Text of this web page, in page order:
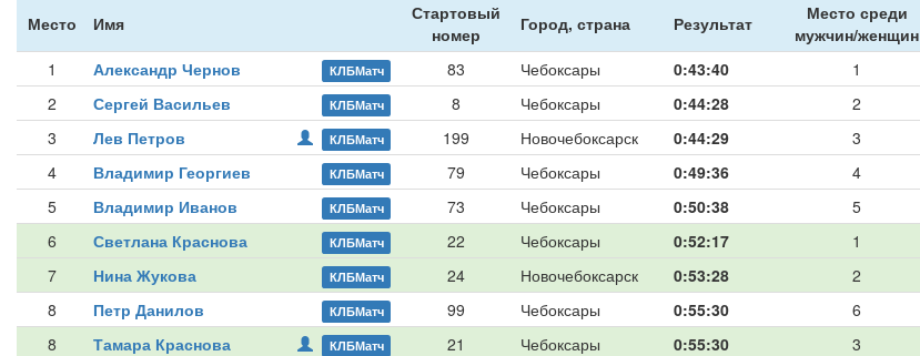
Место Имя
Стартовый
номер
Город, страна Результат
Место среди
мужчин/женщин
1 КЛБМатч
Александр Чернов 83 Чебоксары 0:43:40 1
2
КЛБМатч
Сергей Васильев 8 Чебоксары 0:44:28 2
3
КЛБМатч
Лев Петров 199 Новочебоксарск 0:44:29 3
4
КЛБМатч
Владимир Георгиев 79 Чебоксары 0:49:36 4
5
КЛБМатч
Владимир Иванов 73 Чебоксары 0:50:38 5
6
КЛБМатч
Светлана Краснова 22 Чебоксары 0:52:17 1
7
КЛБМатч
Нина Жукова 24 Новочебоксарск 0:53:28 2
8
КЛБМатч
Петр Данилов 99 Чебоксары 0:55:30 6
8
КЛБМатч
Тамара Краснова 21 Чебоксары 0:55:30 3